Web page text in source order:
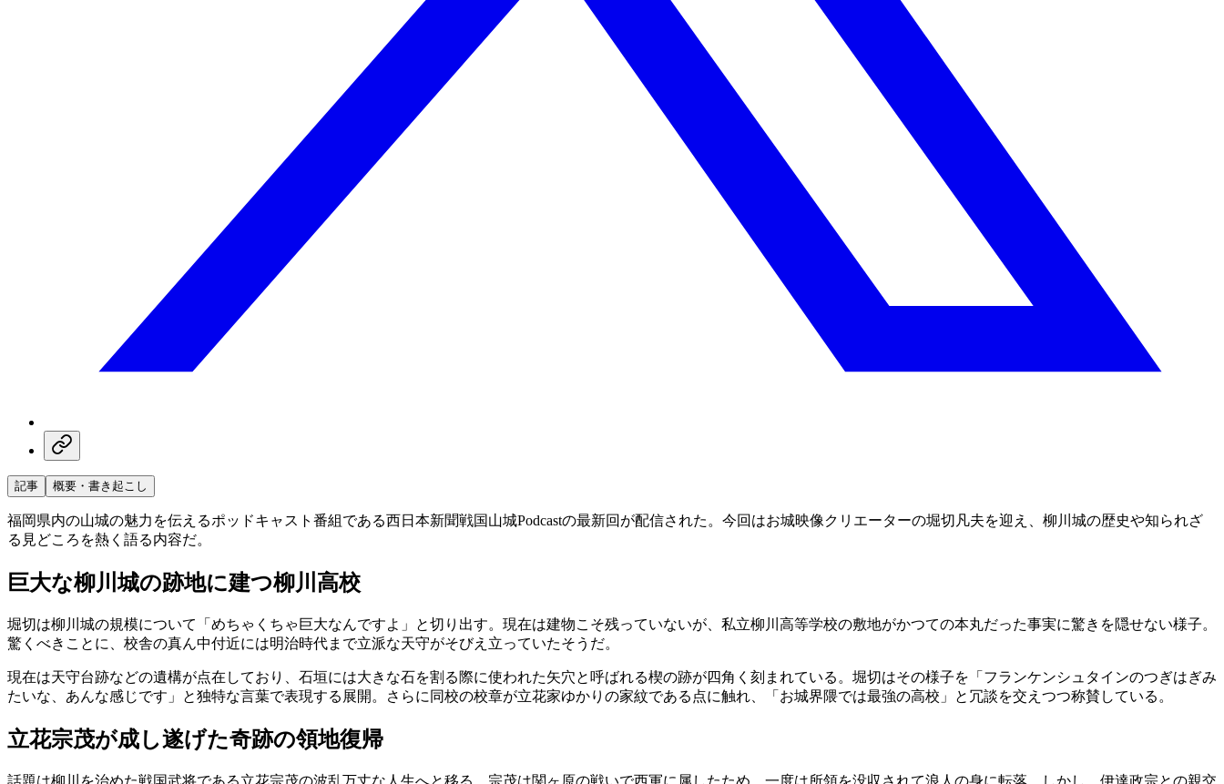
記事 概要・書き起こし
福岡県内の山城の魅力を伝えるポッドキャスト番組である西日本新聞戦国山城Podcastの最新回が配信された。今回はお城映像クリエーターの堀切凡夫を迎え、柳川城の歴史や知られざ
る見どころを熱く語る内容だ。
巨大な柳川城の跡地に建つ柳川高校
堀切は柳川城の規模について「めちゃくちゃ巨大なんですよ」と切り出す。現在は建物こそ残っていないが、私立柳川高等学校の敷地がかつての本丸だった事実に驚きを隠せない様子。
驚くべきことに、校舎の真ん中付近には明治時代まで立派な天守がそびえ立っていたそうだ。
現在は天守台跡などの遺構が点在しており、石垣には大きな石を割る際に使われた矢穴と呼ばれる楔の跡が四角く刻まれている。堀切はその様子を「フランケンシュタインのつぎはぎみ
たいな、あんな感じです」と独特な言葉で表現する展開。さらに同校の校章が立花家ゆかりの家紋である点に触れ、「お城界隈では最強の高校」と冗談を交えつつ称賛している。
立花宗茂が成し遂げた奇跡の領地復帰
話題は柳川を治めた戦国武将である立花宗茂の波乱万丈な人生へと移る。宗茂は関ヶ原の戦いで西軍に属したため、一度は所領を没収されて浪人の身に転落。しかし、伊達政宗との親交